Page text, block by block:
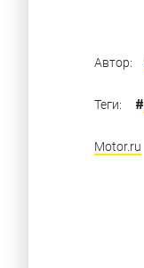
Автор:
Теги: #
Motor.ru